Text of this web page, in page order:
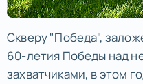
Скверу "Победа",
60-летия Победы над
захватчиками, в этом